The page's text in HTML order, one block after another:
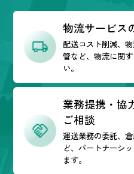
物流サービス
配送コスト削減、
管など、物流に関
い。
業務提携・協
ご相談
運送業務の委託、
ど、パートナーシ
ます。